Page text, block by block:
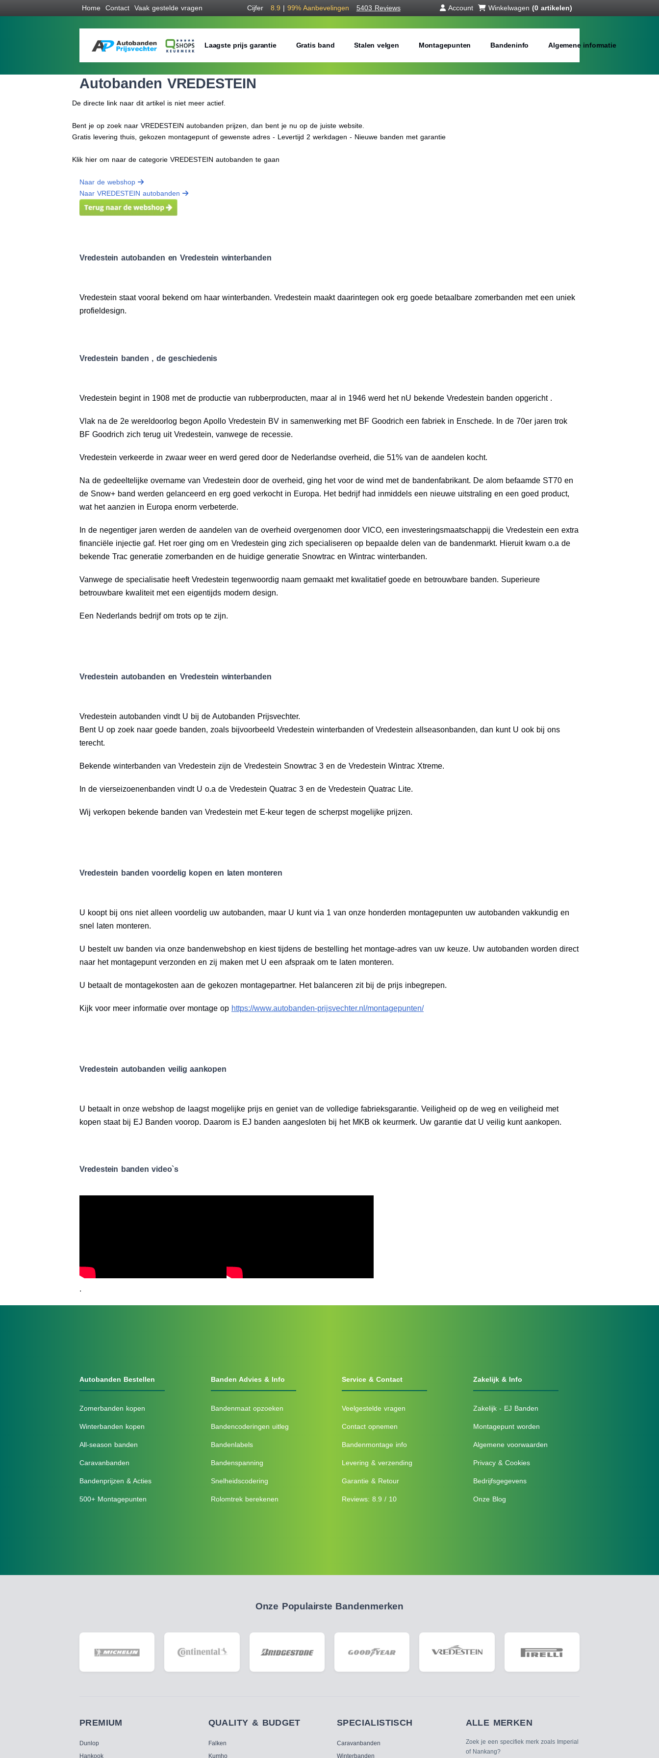
Home Contact Vaak gestelde vragen Cijfer 8.9 | 99% Aanbevelingen 5403 Reviews Account Winkelwagen (0 artikelen)
Laagste prijs garantie Gratis band Stalen velgen Montagepunten Bandeninfo Algemene informatie
Autobanden VREDESTEIN
De directe link naar dit artikel is niet meer actief.
Bent je op zoek naar VREDESTEIN autobanden prijzen, dan bent je nu op de juiste website.
Gratis levering thuis, gekozen montagepunt of gewenste adres - Levertijd 2 werkdagen - Nieuwe banden met garantie
Klik hier om naar de categorie VREDESTEIN autobanden te gaan
Naar de webshop
Naar VREDESTEIN autobanden
Vredestein autobanden en Vredestein winterbanden
Vredestein staat vooral bekend om haar winterbanden. Vredestein maakt daarintegen ook erg goede betaalbare zomerbanden met een uniek
profieldesign.
Vredestein banden , de geschiedenis
Vredestein begint in 1908 met de productie van rubberproducten, maar al in 1946 werd het nU bekende Vredestein banden opgericht .
Vlak na de 2e wereldoorlog begon Apollo Vredestein BV in samenwerking met BF Goodrich een fabriek in Enschede. In de 70er jaren trok
BF Goodrich zich terug uit Vredestein, vanwege de recessie.
Vredestein verkeerde in zwaar weer en werd gered door de Nederlandse overheid, die 51% van de aandelen kocht.
Na de gedeeltelijke overname van Vredestein door de overheid, ging het voor de wind met de bandenfabrikant. De alom befaamde ST70 en
de Snow+ band werden gelanceerd en erg goed verkocht in Europa. Het bedrijf had inmiddels een nieuwe uitstraling en een goed product,
wat het aanzien in Europa enorm verbeterde.
In de negentiger jaren werden de aandelen van de overheid overgenomen door VICO, een investeringsmaatschappij die Vredestein een extra
financiële injectie gaf. Het roer ging om en Vredestein ging zich specialiseren op bepaalde delen van de bandenmarkt. Hieruit kwam o.a de
bekende Trac generatie zomerbanden en de huidige generatie Snowtrac en Wintrac winterbanden.
Vanwege de specialisatie heeft Vredestein tegenwoordig naam gemaakt met kwalitatief goede en betrouwbare banden. Superieure
betrouwbare kwaliteit met een eigentijds modern design.
Een Nederlands bedrijf om trots op te zijn.
Vredestein autobanden en Vredestein winterbanden
Vredestein autobanden vindt U bij de Autobanden Prijsvechter.
Bent U op zoek naar goede banden, zoals bijvoorbeeld Vredestein winterbanden of Vredestein allseasonbanden, dan kunt U ook bij ons
terecht.
Bekende winterbanden van Vredestein zijn de Vredestein Snowtrac 3 en de Vredestein Wintrac Xtreme.
In de vierseizoenenbanden vindt U o.a de Vredestein Quatrac 3 en de Vredestein Quatrac Lite.
Wij verkopen bekende banden van Vredestein met E-keur tegen de scherpst mogelijke prijzen.
Vredestein banden voordelig kopen en laten monteren
U koopt bij ons niet alleen voordelig uw autobanden, maar U kunt via 1 van onze honderden montagepunten uw autobanden vakkundig en
snel laten monteren.
U bestelt uw banden via onze bandenwebshop en kiest tijdens de bestelling het montage-adres van uw keuze. Uw autobanden worden direct
naar het montagepunt verzonden en zij maken met U een afspraak om te laten monteren.
U betaalt de montagekosten aan de gekozen montagepartner. Het balanceren zit bij de prijs inbegrepen.
Kijk voor meer informatie over montage op https://www.autobanden-prijsvechter.nl/montagepunten/
Vredestein autobanden veilig aankopen
U betaalt in onze webshop de laagst mogelijke prijs en geniet van de volledige fabrieksgarantie. Veiligheid op de weg en veiligheid met
kopen staat bij EJ Banden voorop. Daarom is EJ banden aangesloten bij het MKB ok keurmerk. Uw garantie dat U veilig kunt aankopen.
Vredestein banden video`s
.
Autobanden Bestellen
Zomerbanden kopen
Winterbanden kopen
All-season banden
Caravanbanden
Bandenprijzen & Acties
500+ Montagepunten
Banden Advies & Info
Bandenmaat opzoeken
Bandencoderingen uitleg
Bandenlabels
Bandenspanning
Snelheidscodering
Rolomtrek berekenen
Service & Contact
Veelgestelde vragen
Contact opnemen
Bandenmontage info
Levering & verzending
Garantie & Retour
Reviews: 8.9 / 10
Zakelijk & Info
Zakelijk - EJ Banden
Montagepunt worden
Algemene voorwaarden
Privacy & Cookies
Bedrijfsgegevens
Onze Blog
Onze Populairste Bandenmerken
PREMIUM
Dunlop
Hankook
QUALITY & BUDGET
Falken
Kumho
SPECIALISTISCH
Caravanbanden
Winterbanden
ALLE MERKEN
Zoek je een specifiek merk zoals Imperial
of Nankang?